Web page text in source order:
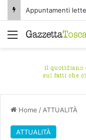
Appuntamenti
Menu
Home / ATTUALITÀ
ATTUALITÀ